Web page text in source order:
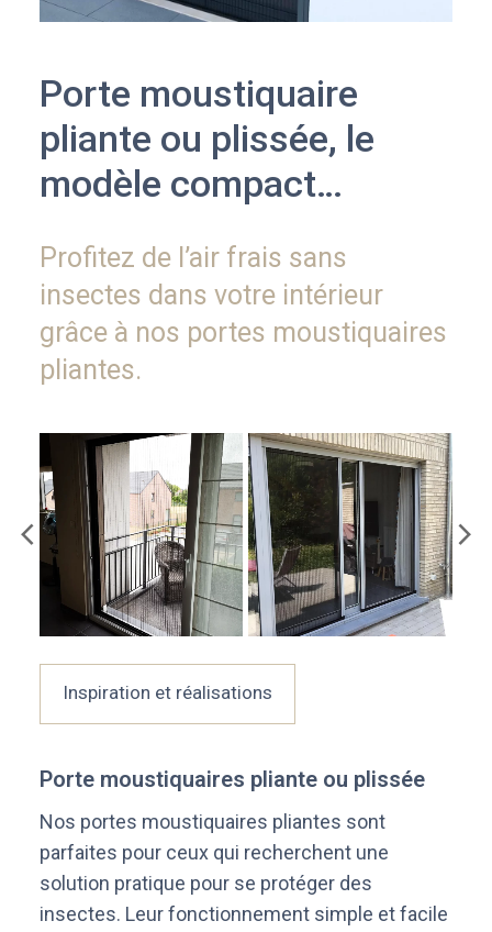
Porte moustiquaire
pliante ou plissée, le
modèle compact…
Profitez de l’air frais sans
insectes dans votre intérieur
grâce à nos portes moustiquaires
pliantes.
Inspiration et réalisations
Porte moustiquaires pliante ou plissée
Nos portes moustiquaires pliantes sont
parfaites pour ceux qui recherchent une
solution pratique pour se protéger des
insectes. Leur fonctionnement simple et facile